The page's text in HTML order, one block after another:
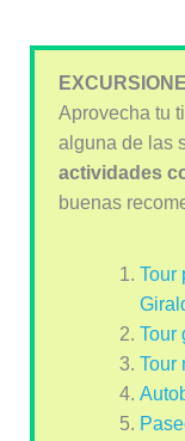
Aprovecha tu
alguna de las
actividades
buenas
Tour
Tour
Tour